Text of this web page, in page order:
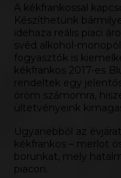
A kékfrankossal
Készíthetünk
idehaza reális piaci
svéd alkohol-
fogyasztók is
kékfrankos 2017-es
rendeltek egy
öröm számomra,
ültetvényeink
Ugyanebből az
kékfrankos – merlot
borunkat, mely
piacon.